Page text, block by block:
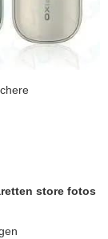
store fotos